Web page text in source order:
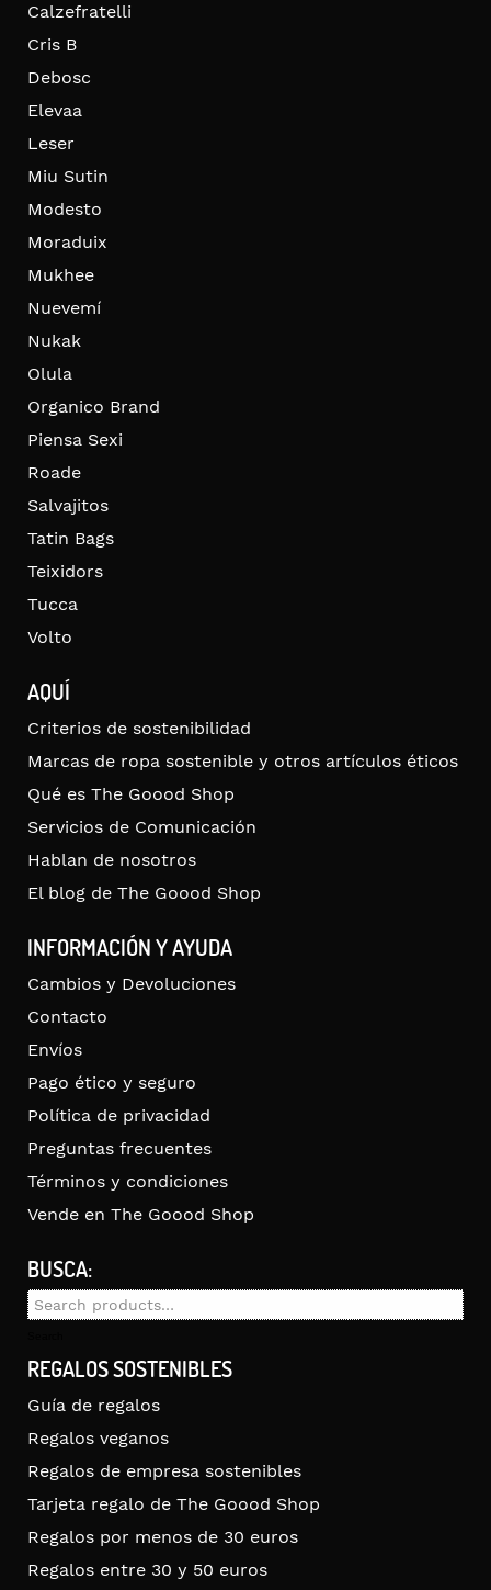
Calzefratelli
Cris B
Debosc
Elevaa
Leser
Miu Sutin
Modesto
Moraduix
Mukhee
Nuevemí
Nukak
Olula
Organico Brand
Piensa Sexi
Roade
Salvajitos
Tatin Bags
Teixidors
Tucca
Volto
AQUÍ
Criterios de sostenibilidad
Marcas de ropa sostenible y otros artículos éticos
Qué es The Goood Shop
Servicios de Comunicación
Hablan de nosotros
El blog de The Goood Shop
INFORMACIÓN Y AYUDA
Cambios y Devoluciones
Contacto
Envíos
Pago ético y seguro
Política de privacidad
Preguntas frecuentes
Términos y condiciones
Vende en The Goood Shop
BUSCA:
Search
REGALOS SOSTENIBLES
Guía de regalos
Regalos veganos
Regalos de empresa sostenibles
Tarjeta regalo de The Goood Shop
Regalos por menos de 30 euros
Regalos entre 30 y 50 euros